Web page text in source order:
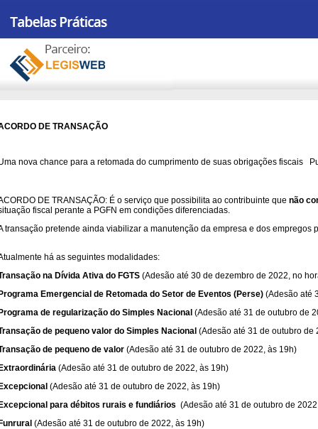
DE TRANSAÇÃO
nova chance para a retomada do cumprimento de suas obrigações fiscais
DE TRANSAÇÃO: É o serviço que possibilita ao contribuinte que não
fiscal perante a PGFN em condições diferenciadas.
transação pretende ainda viabilizar a manutenção da empresa e dos
há as seguintes modalidades:
na Dívida Ativa do FGTS (Adesão até 30 de dezembro de 2022, no
Emergencial de Retomada do Setor de Eventos (Perse) (Adesão até
de regularização do Simples Nacional (Adesão até 31 de outubro de
de pequeno valor do Simples Nacional (Adesão até 31 de outubro de
de pequeno de valor (Adesão até 31 de outubro de 2022, às 19h)
(Adesão até 31 de outubro de 2022, às 19h)
(Adesão até 31 de outubro de 2022, às 19h)
para débitos rurais e fundiários (Adesão até 31 de outubro de
(Adesão até 31 de outubro de 2022, às 19h)